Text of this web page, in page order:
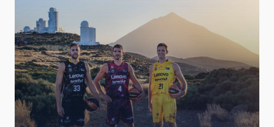
LINES OF INSTRUMENTATION
IACTEC LINES